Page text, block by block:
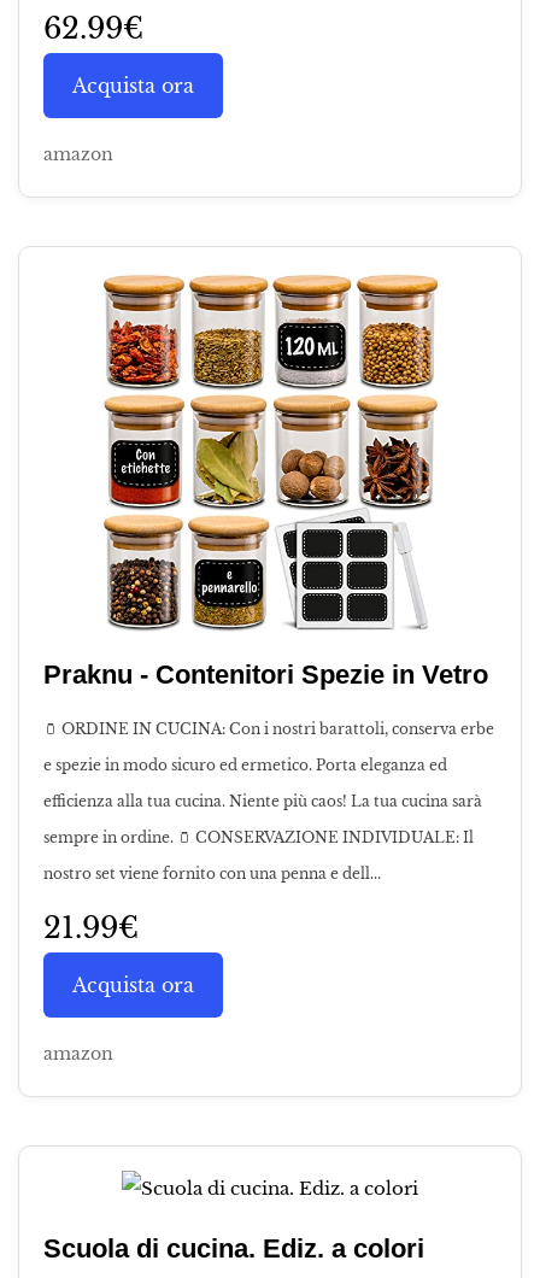
62.99€
Acquista ora
amazon
Praknu - Contenitori Spezie in Vetro
🫙 ORDINE IN CUCINA: Con i nostri barattoli, conserva erbe
e spezie in modo sicuro ed ermetico. Porta eleganza ed
efficienza alla tua cucina. Niente più caos! La tua cucina sarà
sempre in ordine. 🫙 CONSERVAZIONE INDIVIDUALE: Il
nostro set viene fornito con una penna e dell...
21.99€
Acquista ora
amazon
Scuola di cucina. Ediz. a colori